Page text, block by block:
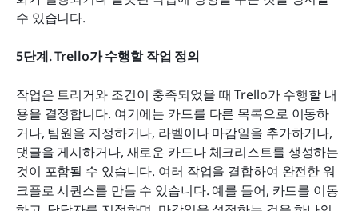
수 있습니다.
5단계. Trello가 수행할 작업 정의
작업은 트리거와 조건이 충족되었을 때 Trello가 수행할 내
용을 결정합니다. 여기에는 카드를 다른 목록으로 이동하
거나, 팀원을 지정하거나, 라벨이나 마감일을 추가하거나,
댓글을 게시하거나, 새로운 카드나 체크리스트를 생성하는
것이 포함될 수 있습니다. 여러 작업을 결합하여 완전한 워
크플로 시퀀스를 만들 수 있습니다. 예를 들어, 카드를 이동